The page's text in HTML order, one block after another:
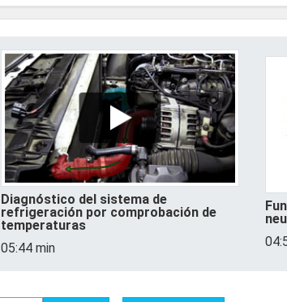
Diagnóstico del sistema de
refrigeración por comprobación de
temperaturas
05:44 min